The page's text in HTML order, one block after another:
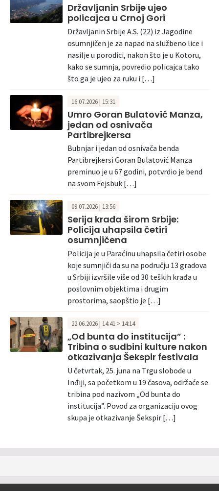
Državljanin Srbije ujeo
policajca u Crnoj Gori
Državljanin Srbije A.S. (22) iz Jagodine
osumnjičen je za napad na službeno lice i
nasilje u porodici, nakon što je u Kotoru,
kako se sumnja, povredio policajca tako
što ga je ujeo za ruku i […]
16.07.2026 | 15:31
Umro Goran Bulatović Manza,
jedan od osnivača
Partibrejkersa
Bubnjar i jedan od osnivača benda
Partibrejkersi Goran Bulatović Manza
preminuo je u 67 godini, potvrdio je bend
na svom Fejsbuk […]
09.07.2026 | 13:56
Serija krađa širom Srbije:
Policija uhapsila četiri
osumnjičena
Policija je u Paraćinu uhapsila četiri osobe
koje sumnjiči da su na području 13 gradova
u Srbiji izvršile više od 30 teških krađa u
poslovnim objektima i drugim
prostorima, saopštio je […]
22.06.2026 | 14:41 > 14:14
„Od bunta do institucija” :
Tribina o sudbini kulture nakon
otkazivanja Šekspir festivala
U četvrtak, 25. juna na Trgu slobode u
Inđiji, sa početkom u 19 časova, održaće se
tribina pod nazivom „Od bunta do
institucija”. Povod za organizaciju ovog
skupa je otkazivanje Šekspir […]